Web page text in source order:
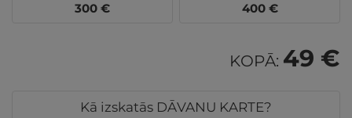
300 € 400 €
KOPĀ: 49 €
Kā izskatās DĀVANU KARTE?